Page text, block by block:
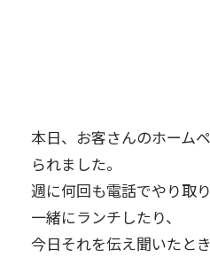
本日、お客さんのホーム
られました。
週に何回も電話でやり取
一緒にランチしたり、
今日それを伝え聞いたと